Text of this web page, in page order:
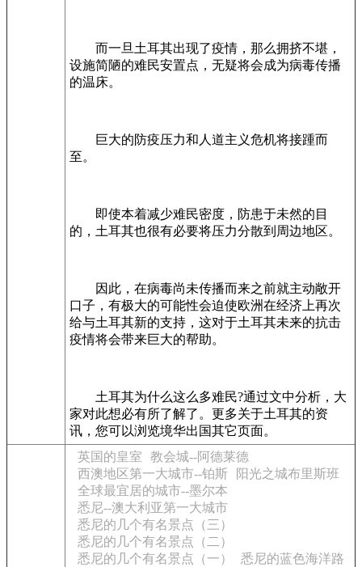
而一旦土耳其出现了疫情，那么拥挤不堪，
设施简陋的难民安置点，无疑将会成为病毒传播
的温床。
巨大的防疫压力和人道主义危机将接踵而
至。
即使本着减少难民密度，防患于未然的目
的，土耳其也很有必要将压力分散到周边地区。
因此，在病毒尚未传播而来之前就主动敞开
口子，有极大的可能性会迫使欧洲在经济上再次
给与土耳其新的支持，这对于土耳其未来的抗击
疫情将会带来巨大的帮助。
土耳其为什么这么多难民?通过文中分析，大
家对此想必有所了解了。更多关于土耳其的资
讯，您可以浏览境华出国其它页面。
英国的皇室
教会城--阿德莱德
西澳地区第一大城市--铂斯
阳光之城布里斯班
全球最宜居的城市--墨尔本
悉尼--澳大利亚第一大城市
悉尼的几个有名景点（三）
悉尼的几个有名景点（二）
悉尼的几个有名景点（一）
悉尼的蓝色海洋路